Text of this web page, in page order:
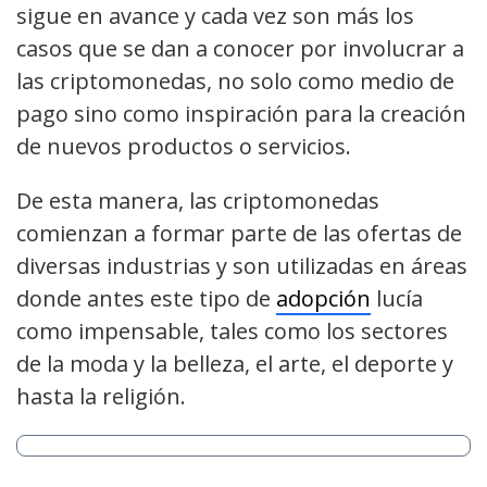
sigue en avance y cada vez son más los
casos que se dan a conocer por involucrar a
las criptomonedas, no solo como medio de
pago sino como inspiración para la creación
de nuevos productos o servicios.
De esta manera, las criptomonedas
comienzan a formar parte de las ofertas de
diversas industrias y son utilizadas en áreas
donde antes este tipo de adopción lucía
como impensable, tales como los sectores
de la moda y la belleza, el arte, el deporte y
hasta la religión.